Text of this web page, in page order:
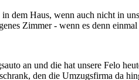
dem Haus, wenn auch nicht in
Zimmer - wenn es denn
an und die hat unsere Felo
den die Umzugsfirma da